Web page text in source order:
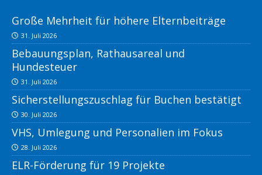
Große Mehrheit für höhere Elternbeiträge
31. Juli 2026
Bebauungsplan, Rathausareal und
Hundesteuer
31. Juli 2026
Sicherstellungszuschlag für Buchen bestätigt
30. Juli 2026
VHS, Umlegung und Personalien im Fokus
28. Juli 2026
ELR-Förderung für 19 Projekte